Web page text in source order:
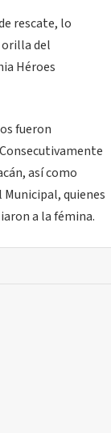
rescate, lo
orilla del
Héroes
fueron
así como
quienes
a la fémina.